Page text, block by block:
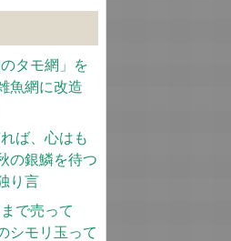
のタモ網」を
魚網に改造
ば、心はも
の銀鱗を待つ
り言
で売って
シモリ玉って